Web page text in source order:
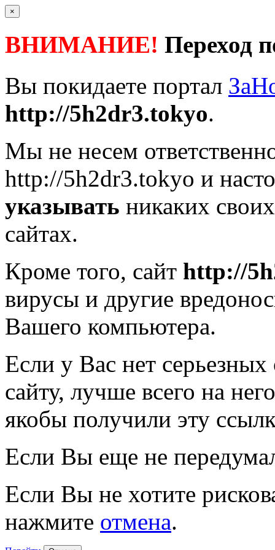
×
ВНИМАНИЕ! Переход
Вы покидаете портал
http://5h2dr3.tokyo.
Мы не несем
http://5h2dr3.tokyo и
указывать никаких
сайтах.
Кроме того, сайт http://
вирусы и другие
Вашего компьютера.
Если у Вас нет
сайту, лучше всего на
якобы получили эту
Если Вы еще не
Если Вы не хотите
нажмите отмена.